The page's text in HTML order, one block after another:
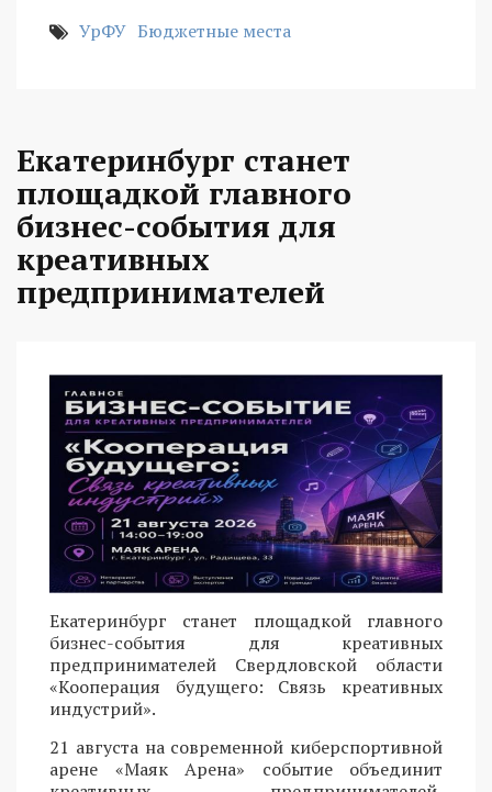
УрФУ Бюджетные места
Екатеринбург станет
площадкой главного
бизнес-события для
креативных
предпринимателей
Екатеринбург станет площадкой главного
бизнес-события для креативных
предпринимателей Свердловской области
«Кооперация будущего: Связь креативных
индустрий».
21 августа на современной киберспортивной
арене «Маяк Арена» событие объединит